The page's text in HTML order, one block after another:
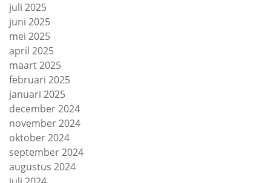
juli 2025
juni 2025
mei 2025
april 2025
maart 2025
februari 2025
januari 2025
december 2024
november 2024
oktober 2024
september 2024
augustus 2024